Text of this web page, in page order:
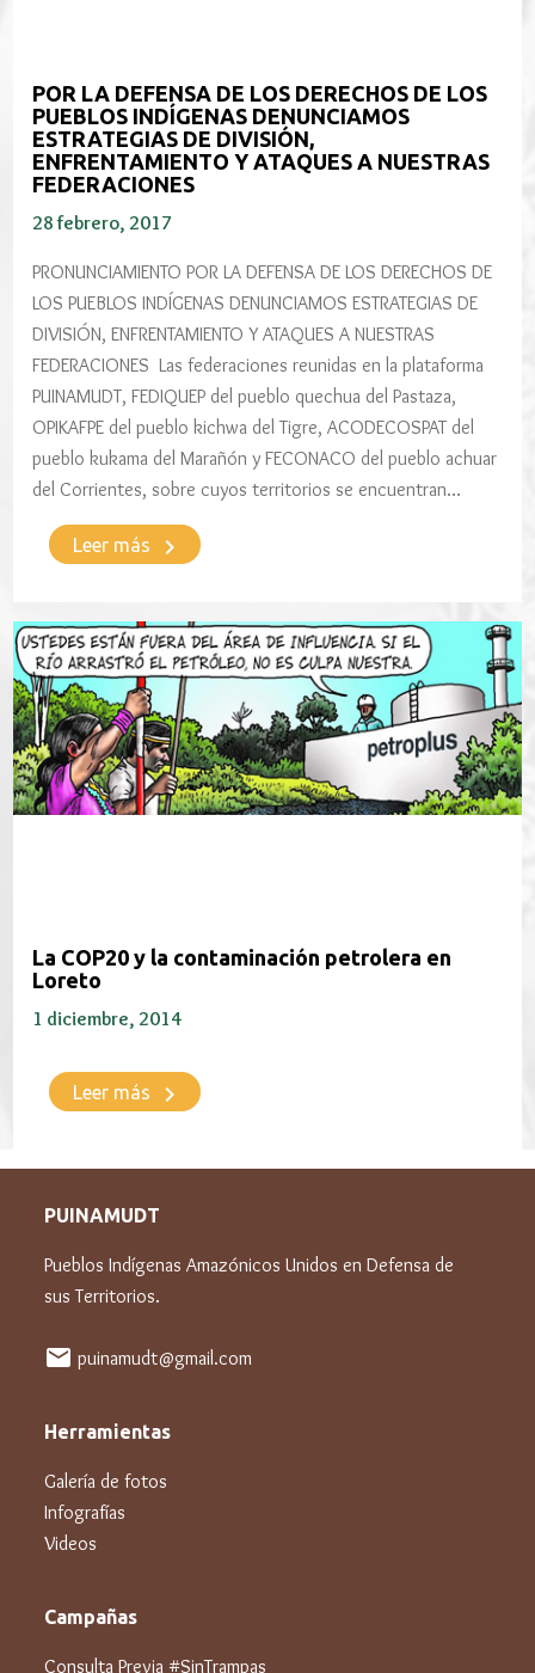
POR LA DEFENSA DE LOS DERECHOS DE LOS
PUEBLOS INDÍGENAS DENUNCIAMOS
ESTRATEGIAS DE DIVISIÓN,
ENFRENTAMIENTO Y ATAQUES A NUESTRAS
FEDERACIONES
28 febrero, 2017
PRONUNCIAMIENTO POR LA DEFENSA DE LOS DERECHOS DE
LOS PUEBLOS INDÍGENAS DENUNCIAMOS ESTRATEGIAS DE
DIVISIÓN, ENFRENTAMIENTO Y ATAQUES A NUESTRAS
FEDERACIONES Las federaciones reunidas en la plataforma
PUINAMUDT, FEDIQUEP del pueblo quechua del Pastaza,
OPIKAFPE del pueblo kichwa del Tigre, ACODECOSPAT del
pueblo kukama del Marañón y FECONACO del pueblo achuar
del Corrientes, sobre cuyos territorios se encuentran…
Leer más keyboard_arrow_right
La COP20 y la contaminación petrolera en
Loreto
1 diciembre, 2014
Leer más keyboard_arrow_right
PUINAMUDT
Pueblos Indígenas Amazónicos Unidos en Defensa de
sus Territorios.
mail puinamudt@gmail.com
Herramientas
Galería de fotos
Infografías
Videos
Campañas
Consulta Previa #SinTrampas